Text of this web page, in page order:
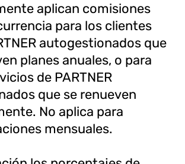
aplican comisiones
para los clientes
autogestionados que
planes anuales, o para
de PARTNER
que se renueven
No aplica para
mensuales.